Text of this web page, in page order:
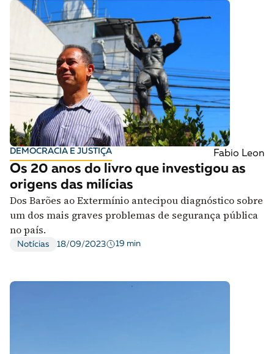
DEMOCRACIA E JUSTIÇA Fabio Leon
Os 20 anos do livro que investigou as
origens das milícias
Dos Barões ao Extermínio antecipou diagnóstico sobre
um dos mais graves problemas de segurança pública
no país.
Notícias 18/09/2023 19 min